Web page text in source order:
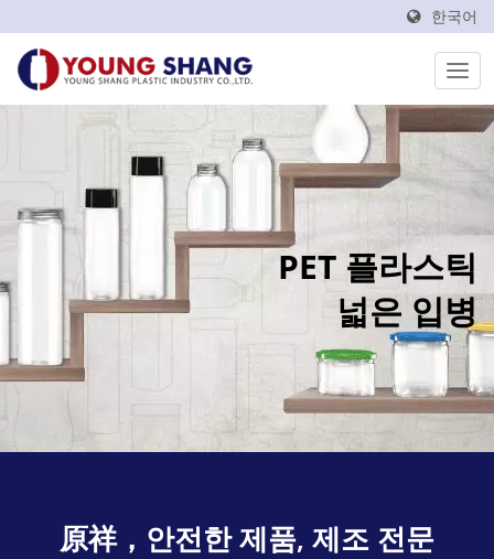
한국어
PET 플라스틱
넓은 입병
原祥，안전한 제품, 제조 전문